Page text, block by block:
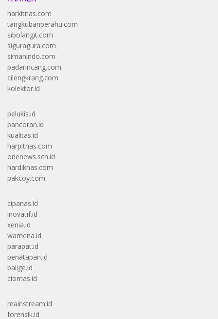
harkitnas.com
tangkubanperahu.com
sibolangit.com
siguragura.com
simanindo.com
padarincang.com
cilengkrang.com
kolektor.id
pelukis.id
pancoran.id
kualitas.id
harpitnas.com
onenews.sch.id
hardiknas.com
pakcoy.com
cipanas.id
inovatif.id
xenia.id
wamena.id
parapat.id
penatapan.id
balige.id
ciomas.id
mainstream.id
forensik.id